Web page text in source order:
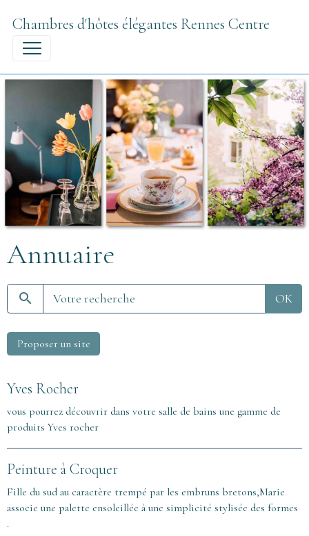
Chambres d'hôtes élégantes Rennes Centre
Annuaire
OK
Proposer un site
Yves Rocher
vous pourrez découvrir dans votre salle de bains une gamme de
produits Yves rocher
Peinture à Croquer
Fille du sud au caractère trempé par les embruns bretons,Marie
associe une palette ensoleillée à une simplicité stylisée des formes
.